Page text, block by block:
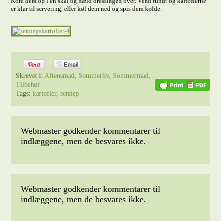
er klar til servering, eller køl dem ned og spis dem kolde.
Skrevet i:Aftensmad, Sommerliv, Sommermad,
Tilbehør
Tags:kartofler,sennep
Webmaster godkender kommentarer til
indlæggene, men de besvares ikke.
Webmaster godkender kommentarer til
indlæggene, men de besvares ikke.